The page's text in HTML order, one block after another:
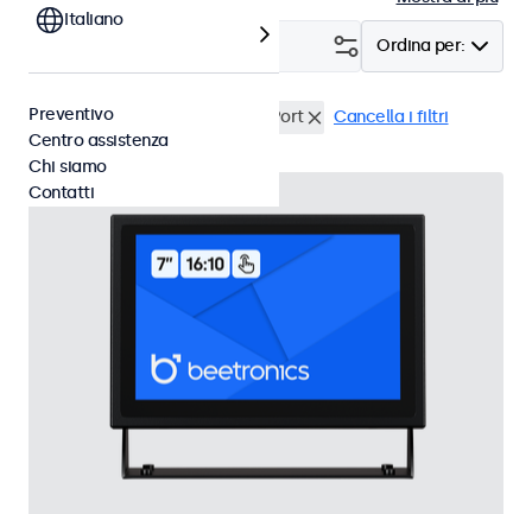
Ordina per:
Touchscreen 7 pollici DisplayPort Cancella i filtri
Italiano
Preventivo
Centro assistenza
Chi siamo
Contatti